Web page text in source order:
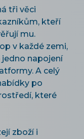
tři věci
kteří
mu.
v každé zemi,
napojení
A celý
po
které
zboží i